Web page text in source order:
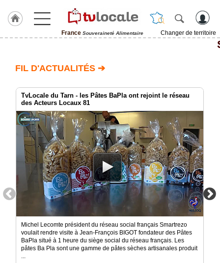
France Souveraineté Alimentaire
Changer de territoire
TvLocale
France
Accueil
RUBRIQUES
Gazette
Vidéos
groupe
Prémium
FIL D'ACTUALITÉS ➔
TvLocale du Tarn - les Pâtes BaPla ont rejoint le réseau
des Acteurs Locaux 81
Michel Lecomte président du réseau social français Smartrezo
voulait rendre visite à Jean-François BIGOT fondateur des Pâtes
BaPla situé à 1 heure du siège social du réseau français. Les
pâtes Ba Pla sont une gamme de pâtes sèches artisanales produit
...